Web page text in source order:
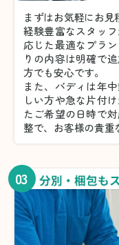
まずはお気軽にお見
経験豊富なスタッ
応じた最適なプラ
りの内容は明確で
方でも安心です。
また、バディは年
しい方や急な片付
たご希望の日時で
整で、お客様の貴重
03 分別・梱包も